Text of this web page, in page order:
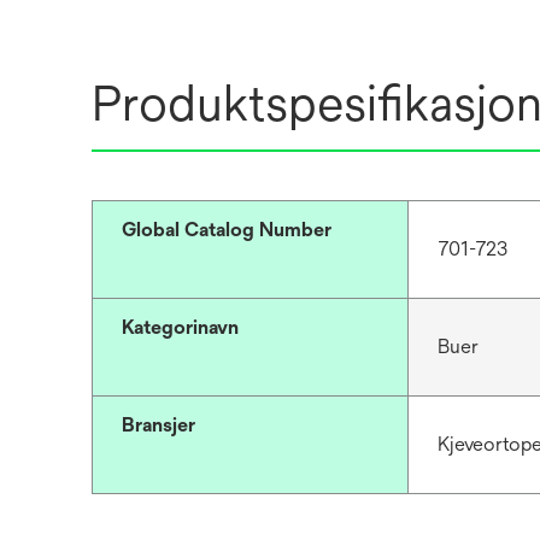
Global Catalog Number
701-723
Kategorinavn
Buer
Bransjer